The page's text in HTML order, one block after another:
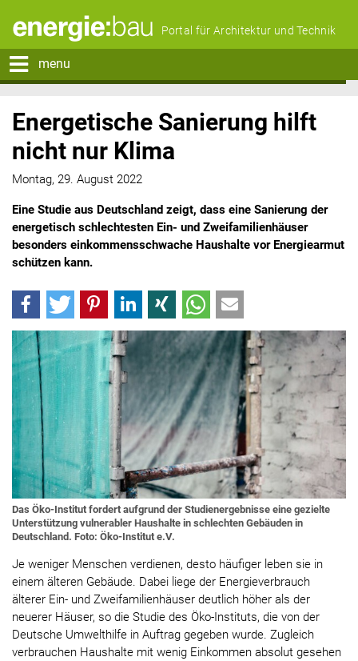
Portal für Architektur und Technik
menu
Energetische Sanierung hilft
nicht nur Klima
Montag, 29. August 2022
Eine Studie aus Deutschland zeigt, dass eine Sanierung der
energetisch schlechtesten Ein- und Zweifamilienhäuser
besonders einkommensschwache Haushalte vor Energiearmut
schützen kann.
Das Öko-Institut fordert aufgrund der Studienergebnisse eine gezielte
Unterstützung vulnerabler Haushalte in schlechten Gebäuden in
Deutschland. Foto: Öko-Institut e.V.
Je weniger Menschen verdienen, desto häufiger leben sie in
einem älteren Gebäude. Dabei liege der Energieverbrauch
älterer Ein- und Zweifamilienhäuser deutlich höher als der
neuerer Häuser, so die Studie des Öko-Instituts, die von der
Deutsche Umwelthilfe in Auftrag gegeben wurde. Zugleich
verbrauchen Haushalte mit wenig Einkommen absolut gesehen